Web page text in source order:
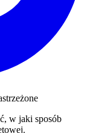
w jaki sposób